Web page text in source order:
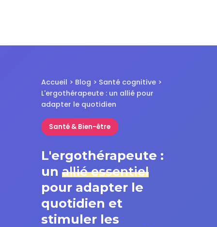
Accueil > Blog > Santé cognitive>
L'ergothérapeute : un allié pour
adapter le quotidien
Santé & Bien-être
L'ergothérapeute :
un allié essentiel
pour adapter le
quotidien et
stimuler les